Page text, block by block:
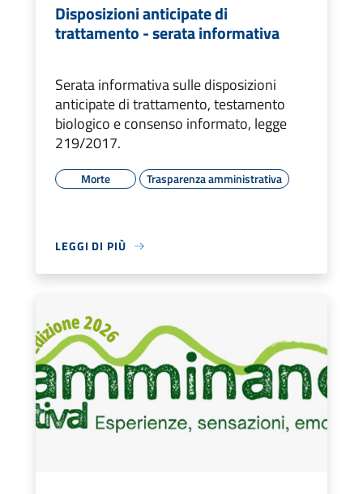
Disposizioni anticipate di
trattamento - serata informativa
Serata informativa sulle disposizioni
anticipate di trattamento, testamento
biologico e consenso informato, legge
219/2017.
Morte Trasparenza amministrativa
LEGGI DI PIÙ